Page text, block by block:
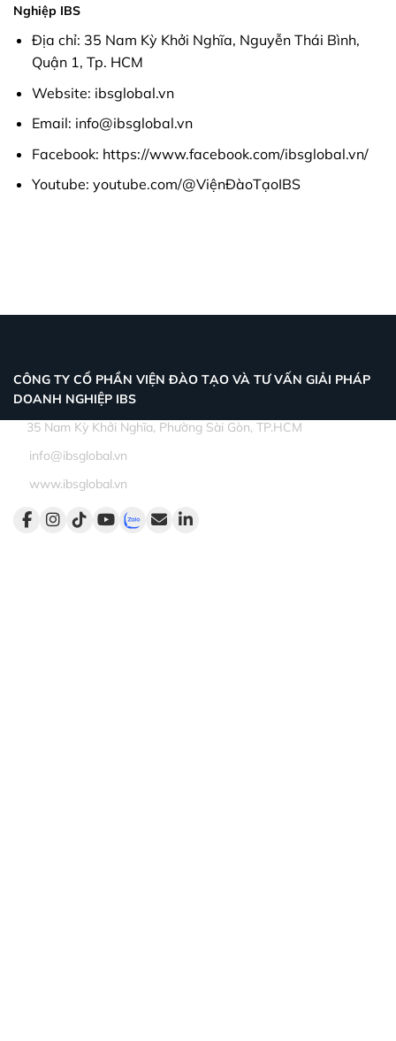
Nghiệp IBS
Địa chỉ: 35 Nam Kỳ Khởi Nghĩa, Nguyễn Thái Bình,
Quận 1, Tp. HCM
Website: ibsglobal.vn
Email: info@ibsglobal.vn
Facebook: https://www.facebook.com/ibsglobal.vn/
Youtube: youtube.com/@ViệnĐàoTạoIBS
CÔNG TY CỔ PHẦN VIỆN ĐÀO TẠO VÀ TƯ VẤN GIẢI PHÁP
DOANH NGHIỆP IBS
35 Nam Kỳ Khởi Nghĩa, Phường Sài Gòn, TP.HCM
info@ibsglobal.vn
www.ibsglobal.vn